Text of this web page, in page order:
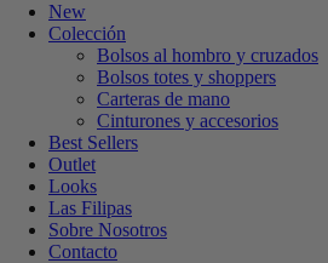
New
Colección
Bolsos al hombro y cruzados
Bolsos totes y shoppers
Carteras de mano
Cinturones y accesorios
Best Sellers
Outlet
Looks
Las Filipas
Sobre Nosotros
Contacto